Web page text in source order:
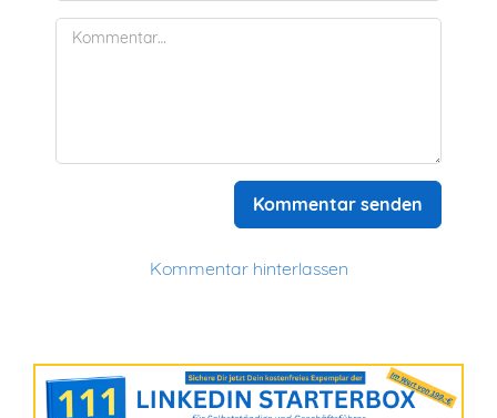
Kommentar senden
Kommentar hinterlassen